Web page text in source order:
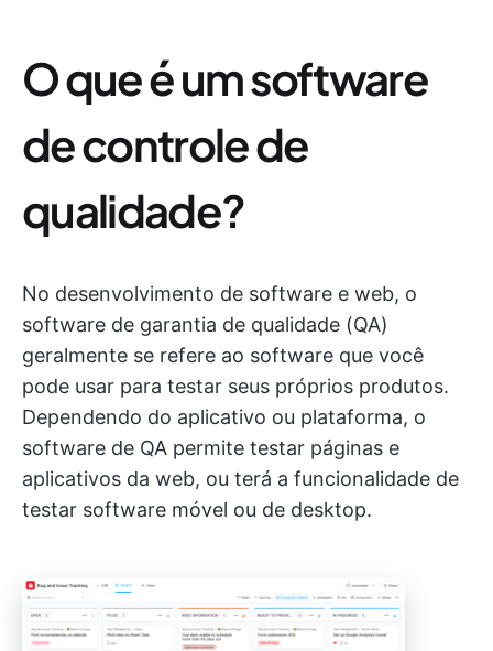
O que é um software
de controle de
qualidade?
No desenvolvimento de software e web, o
software de garantia de qualidade (QA)
geralmente se refere ao software que você
pode usar para testar seus próprios produtos.
Dependendo do aplicativo ou plataforma, o
software de QA permite testar páginas e
aplicativos da web, ou terá a funcionalidade de
testar software móvel ou de desktop.